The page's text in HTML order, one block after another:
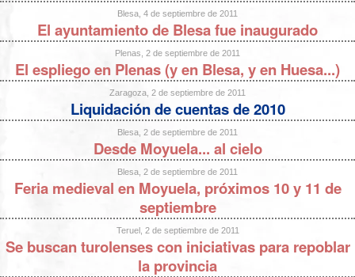
Blesa, 4 de septiembre de 2011
El ayuntamiento de Blesa fue inaugurado
Plenas, 2 de septiembre de 2011
El espliego en Plenas (y en Blesa, y en Huesa...)
Zaragoza, 2 de septiembre de 2011
Liquidación de cuentas de 2010
Blesa, 2 de septiembre de 2011
Desde Moyuela... al cielo
Blesa, 2 de septiembre de 2011
Feria medieval en Moyuela, próximos 10 y 11 de
septiembre
Teruel, 2 de septiembre de 2011
Se buscan turolenses con iniciativas para repoblar
la provincia